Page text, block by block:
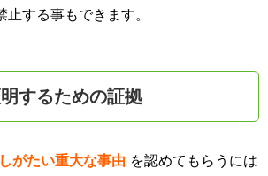
する事もできます。
するための証拠
がたい重大な事由 を認めてもらうには